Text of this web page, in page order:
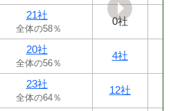
21社
全体の58％
0社
20社
全体の56％
4社
23社
全体の64％
12社